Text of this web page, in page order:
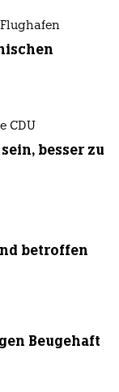
CDU
besser zu
betroffen
Beugehaft